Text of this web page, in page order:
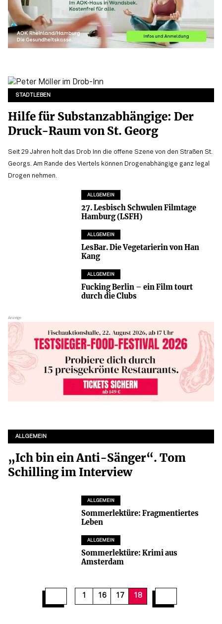
STADTLEBEN
Hilfe für Substanzabhängige: Der
Druck-Raum von St. Georg
Seit 29 Jahren holt das Drob Inn die offene Szene von den Straßen St.
Georgs. Am Rande des Viertels können Drogenabhängige ganz legal
Drogen nehmen.
ALLGEMEIN
27. Lesbisch Schwulen Filmtage
Hamburg (LSFH)
ALLGEMEIN
LesBar. Die Vegetarierin von Han
Kang
ALLGEMEIN
Fucking Berlin – ein Film tourt
durch die Clubs
ALLGEMEIN
„Ich bin ein Anti-Sänger“. Tom
Schilling im Interview
ALLGEMEIN
Sommerlektüre: Fragmentiertes
Leben
ALLGEMEIN
Sommerlektüre: Krimi aus
Amsterdam
1 16 17 18